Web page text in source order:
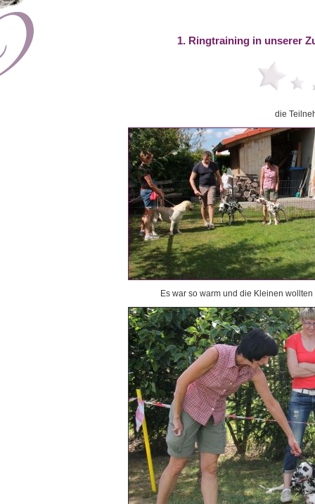
1. Ringtraining in unserer
die
Es war so warm und die Kleinen